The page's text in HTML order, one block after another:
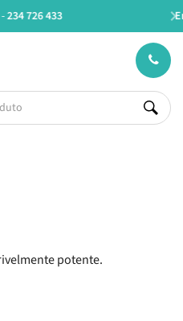
em 24H úteis. Oferta de portes
potente.